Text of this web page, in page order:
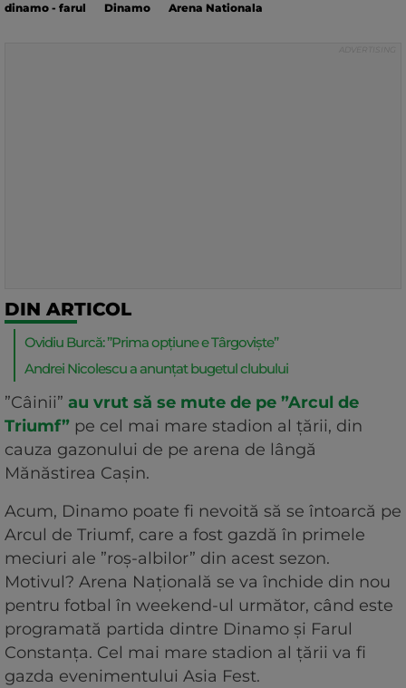
dinamo - farul Dinamo Arena Nationala
DIN ARTICOL
Ovidiu Burcă: ”Prima opțiune e Târgoviște”
Andrei Nicolescu a anunțat bugetul clubului
”Câinii” au vrut să se mute de pe ”Arcul de
Triumf” pe cel mai mare stadion al țării, din
cauza gazonului de pe arena de lângă
Mănăstirea Cașin.
Acum, Dinamo poate fi nevoită să se întoarcă pe
Arcul de Triumf, care a fost gazdă în primele
meciuri ale ”roș-albilor” din acest sezon.
Motivul? Arena Națională se va închide din nou
pentru fotbal în weekend-ul următor, când este
programată partida dintre Dinamo și Farul
Constanța. Cel mai mare stadion al țării va fi
gazda evenimentului Asia Fest.